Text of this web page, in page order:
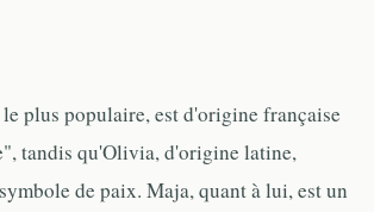
plus populaire, est d'origine française
tandis qu'Olivia, d'origine latine,
de paix. Maja, quant à lui, est un